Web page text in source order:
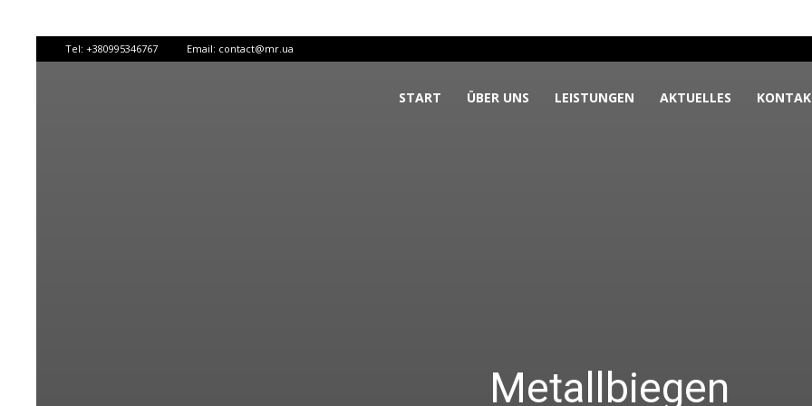
Tel: +380995346767 Email: contact@mr.ua
START ÜBER UNS LEISTUNGEN AKTUELLES
Metallbiegen